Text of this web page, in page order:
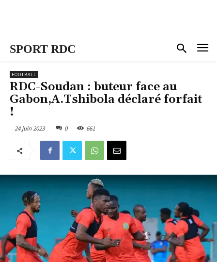
SPORT RDC
FOOTBALL
RDC-Soudan : buteur face au
Gabon,A.Tshibola déclaré forfait
!
24 juin 2023 0 661